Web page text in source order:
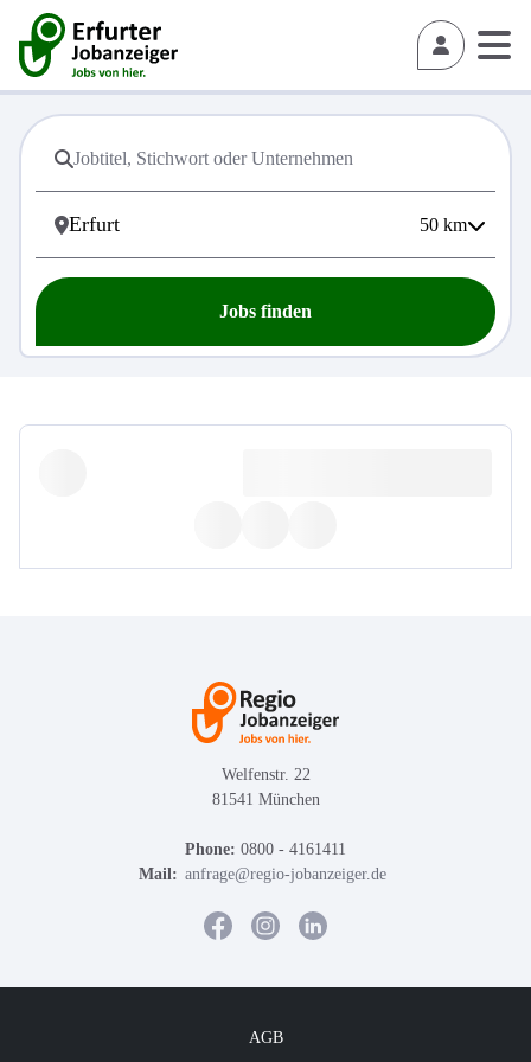
50 km
Jobs finden
Welfenstr. 22
81541 München
Phone: 0800 - 4161411
Mail: anfrage@regio-jobanzeiger.de
AGB